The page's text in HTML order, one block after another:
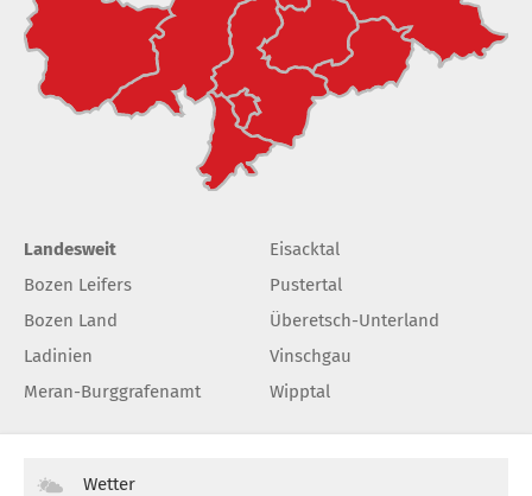
Landesweit
Bozen Leifers
Bozen Land
Ladinien
Meran-Burggrafenamt
Eisacktal
Pustertal
Überetsch-Unterland
Vinschgau
Wipptal
Wetter